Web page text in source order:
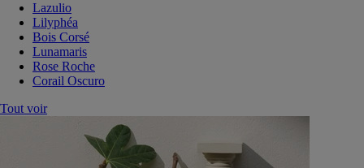
Lazulio
Lilyphéa
Bois Corsé
Lunamaris
Rose Roche
Corail Oscuro
Tout voir